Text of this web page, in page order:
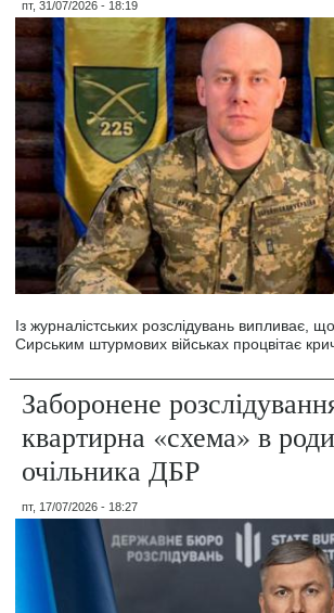
пт, 31/07/2026 - 18:19
Із журналістських розслідувань випливає,
Сирським штурмових військах процвітає
Заборонене
квартирна «схема» в
очільника ДБР
пт, 17/07/2026 - 18:27